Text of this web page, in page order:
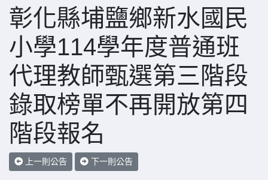
彰化縣埔鹽鄉新水國民
小學114學年度普通班
代理教師甄選第三階段
錄取榜單不再開放第四
階段報名
上一則公告 下一則公告